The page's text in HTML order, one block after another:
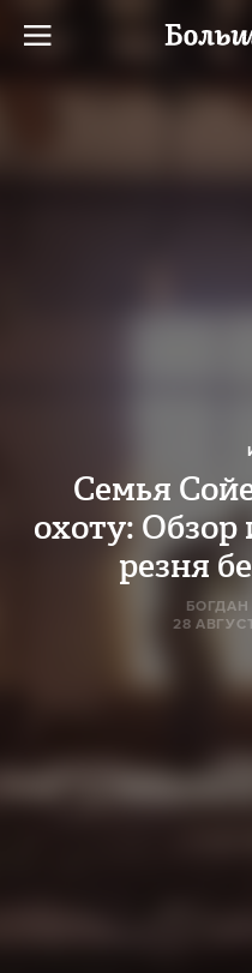
Семья
охоту: Обзор
резня
28